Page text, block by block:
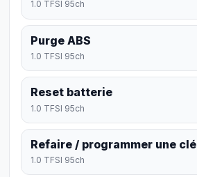
1.0 TFSI 95ch
Purge ABS
1.0 TFSI 95ch
Reset batterie
1.0 TFSI 95ch
Refaire / programmer une clé
1.0 TFSI 95ch